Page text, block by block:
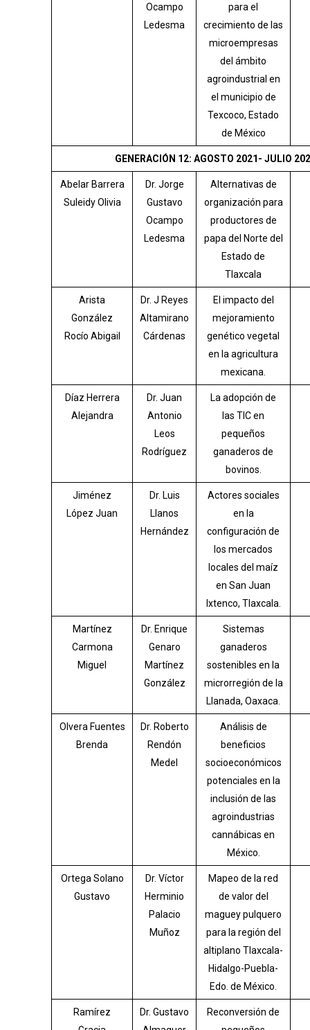
Ocampo
Ledesma
para el
crecimiento de las
microempresas
del ámbito
agroindustrial en
el municipio de
Texcoco, Estado
de México
GENERACIÓN 12: AGOSTO 2021- JULIO
Abelar Barrera
Suleidy Olivia
Dr. Jorge
Gustavo
Ocampo
Ledesma
Alternativas de
organización para
productores de
papa del Norte del
Estado de
Tlaxcala
Arista
González
Rocío Abigail
Dr. J Reyes
Altamirano
Cárdenas
El impacto del
mejoramiento
genético vegetal
en la agricultura
mexicana.
Díaz Herrera
Alejandra
Dr. Juan
Antonio
Leos
Rodríguez
La adopción de
las TIC en
pequeños
ganaderos de
bovinos.
Jiménez
López Juan
Dr. Luis
Llanos
Hernández
Actores sociales
en la
configuración de
los mercados
locales del maíz
en San Juan
Ixtenco, Tlaxcala.
Martínez
Carmona
Miguel
Dr. Enrique
Genaro
Martínez
González
Sistemas
ganaderos
sostenibles en la
microrregión de la
Llanada, Oaxaca.
Olvera Fuentes
Brenda
Dr. Roberto
Rendón
Medel
Análisis de
beneficios
socioeconómicos
potenciales en la
inclusión de las
agroindustrias
cannábicas en
México.
Ortega Solano
Gustavo
Dr. Víctor
Herminio
Palacio
Muñoz
Mapeo de la red
de valor del
maguey pulquero
para la región del
altiplano Tlaxcala-
Hidalgo-Puebla-
Edo. de México.
Ramírez
Dr. Gustavo
Reconversión de